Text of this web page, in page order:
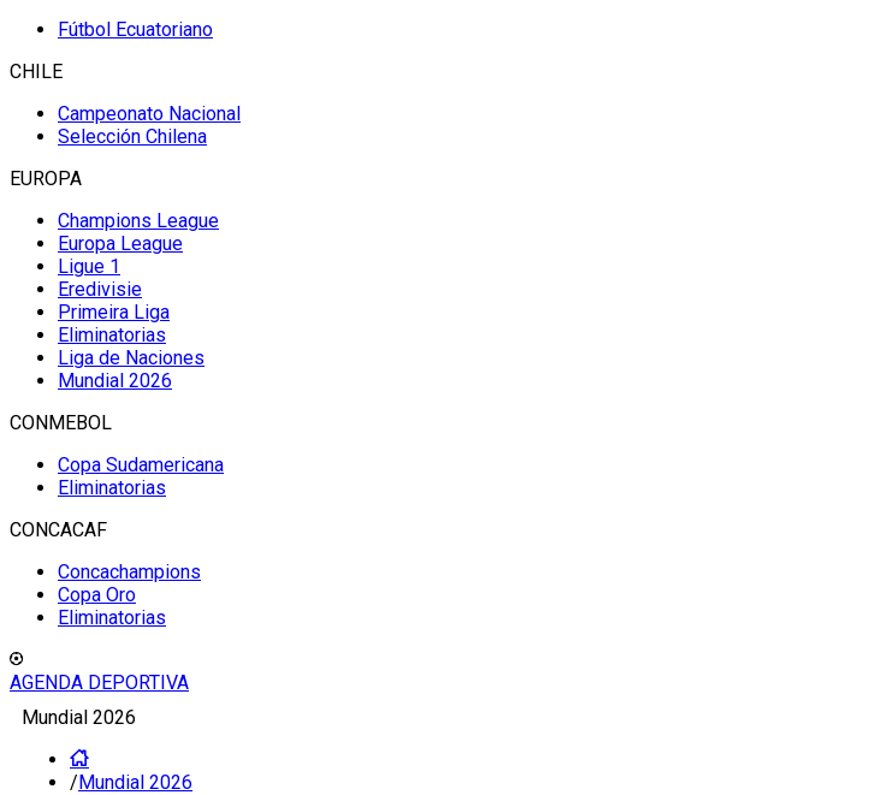
Fútbol Ecuatoriano
CHILE
Campeonato Nacional
Selección Chilena
EUROPA
Champions League
Europa League
Ligue 1
Eredivisie
Primeira Liga
Eliminatorias
Liga de Naciones
Mundial 2026
CONMEBOL
Copa Sudamericana
Eliminatorias
CONCACAF
Concachampions
Copa Oro
Eliminatorias
AGENDA DEPORTIVA
Mundial 2026
/Mundial 2026